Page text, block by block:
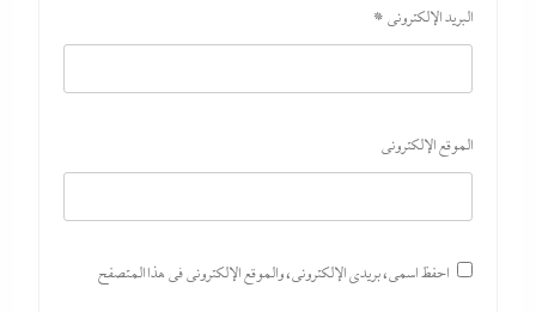
البريد الإلكتروني *
الموقع الإلكتروني
احفظ اسمي، بريدي الإلكتروني، والموقع الإلكتروني في هذا المتصفح